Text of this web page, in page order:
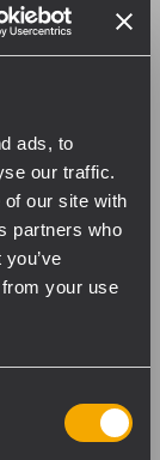
ads, to
our traffic.
our site with
partners who
your use
di alto
sono la
ai
audio